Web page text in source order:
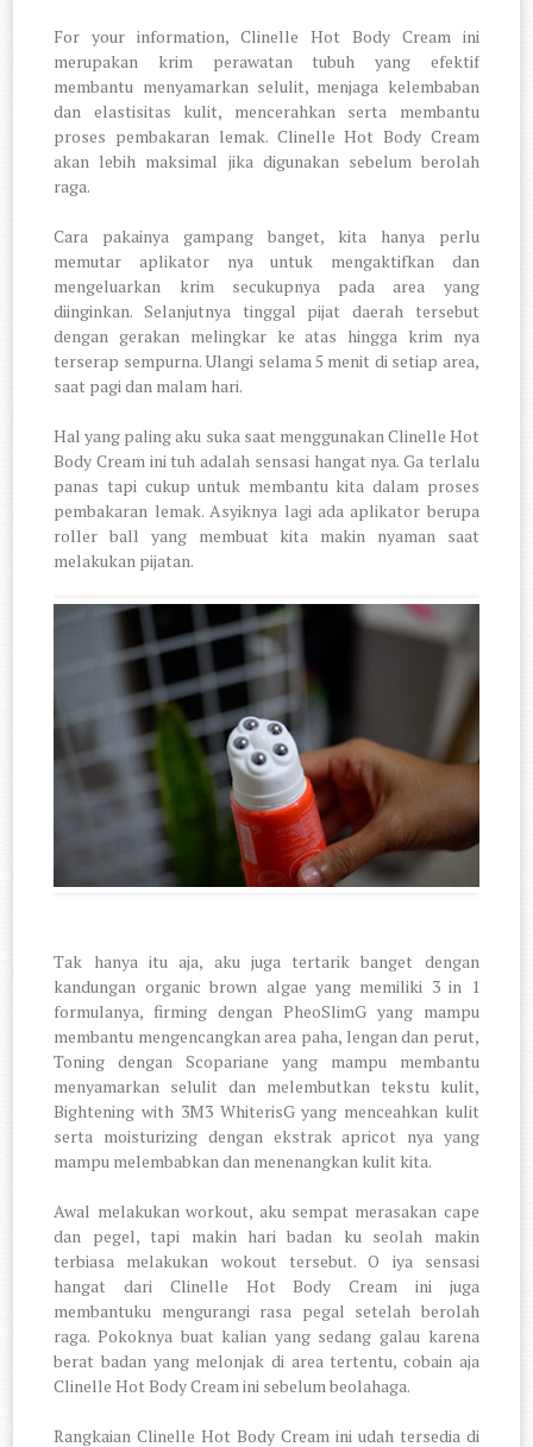
For your information, Clinelle Hot Body Cream ini
merupakan krim perawatan tubuh yang efektif
membantu menyamarkan selulit, menjaga kelembaban
dan elastisitas kulit, mencerahkan serta membantu
proses pembakaran lemak. Clinelle Hot Body Cream
akan lebih maksimal jika digunakan sebelum berolah
raga.
Cara pakainya gampang banget, kita hanya perlu
memutar aplikator nya untuk mengaktifkan dan
mengeluarkan krim secukupnya pada area yang
diinginkan. Selanjutnya tinggal pijat daerah tersebut
dengan gerakan melingkar ke atas hingga krim nya
terserap sempurna. Ulangi selama 5 menit di setiap area,
saat pagi dan malam hari.
Hal yang paling aku suka saat menggunakan Clinelle Hot
Body Cream ini tuh adalah sensasi hangat nya. Ga terlalu
panas tapi cukup untuk membantu kita dalam proses
pembakaran lemak. Asyiknya lagi ada aplikator berupa
roller ball yang membuat kita makin nyaman saat
melakukan pijatan.
Tak hanya itu aja, aku juga tertarik banget dengan
kandungan organic brown algae yang memiliki 3 in 1
formulanya, firming dengan PheoSlimG yang mampu
membantu mengencangkan area paha, lengan dan perut,
Toning dengan Scopariane yang mampu membantu
menyamarkan selulit dan melembutkan tekstu kulit,
Bightening with 3M3 WhiterisG yang menceahkan kulit
serta moisturizing dengan ekstrak apricot nya yang
mampu melembabkan dan menenangkan kulit kita.
Awal melakukan workout, aku sempat merasakan cape
dan pegel, tapi makin hari badan ku seolah makin
terbiasa melakukan wokout tersebut. O iya sensasi
hangat dari Clinelle Hot Body Cream ini juga
membantuku mengurangi rasa pegal setelah berolah
raga. Pokoknya buat kalian yang sedang galau karena
berat badan yang melonjak di area tertentu, cobain aja
Clinelle Hot Body Cream ini sebelum beolahaga.
Rangkaian Clinelle Hot Body Cream ini udah tersedia di